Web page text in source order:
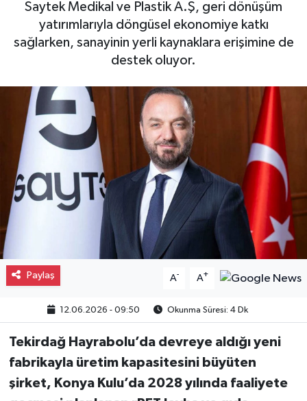
Saytek Medikal ve Plastik A.Ş, geri dönüşüm
yatırımlarıyla döngüsel ekonomiye katkı
sağlarken, sanayinin yerli kaynaklara erişimine de
destek oluyor.
Paylaş A- A+
12.06.2026 - 09:50 Okunma Süresi: 4 Dk
Tekirdağ Hayrabolu’da devreye aldığı yeni
fabrikayla üretim kapasitesini büyüten
şirket, Konya Kulu’da 2028 yılında faaliyete
Asayiş
Gayrimenkul
Spor